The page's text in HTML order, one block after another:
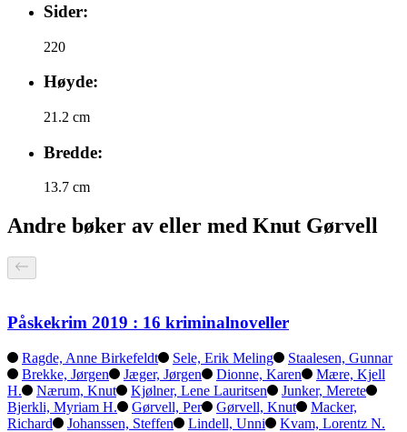
Sider:
220
Høyde:
21.2 cm
Bredde:
13.7 cm
Andre bøker av eller med Knut Gørvell
Påskekrim 2019 : 16 kriminalnoveller
Ragde, Anne Birkefeldt Sele, Erik Meling
Staalesen, Gunnar
Brekke, Jørgen
Jæger, Jørgen Dionne, Karen
Mære, Kjell
H.
Nærum, Knut Kjølner, Lene Lauritsen
Junker, Merete
Bjerkli, Myriam H.
Gørvell, Per Gørvell, Knut
Macker,
Richard
Johanssen, Steffen Lindell, Unni Kvam, Lorentz N.